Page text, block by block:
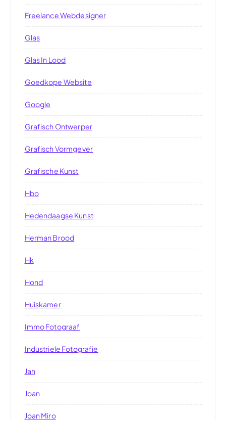
Freelance Webdesigner
Glas
Glas In Lood
Goedkope Website
Google
Grafisch Ontwerper
Grafisch Vormgever
Grafische Kunst
Hbo
Hedendaagse Kunst
Herman Brood
Hk
Hond
Huiskamer
Immo Fotograaf
Industriele Fotografie
Jan
Joan
Joan Miro